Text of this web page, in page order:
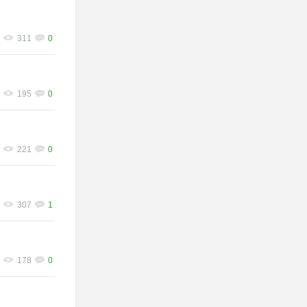
0
311
0
195
0
221
1
307
0
178